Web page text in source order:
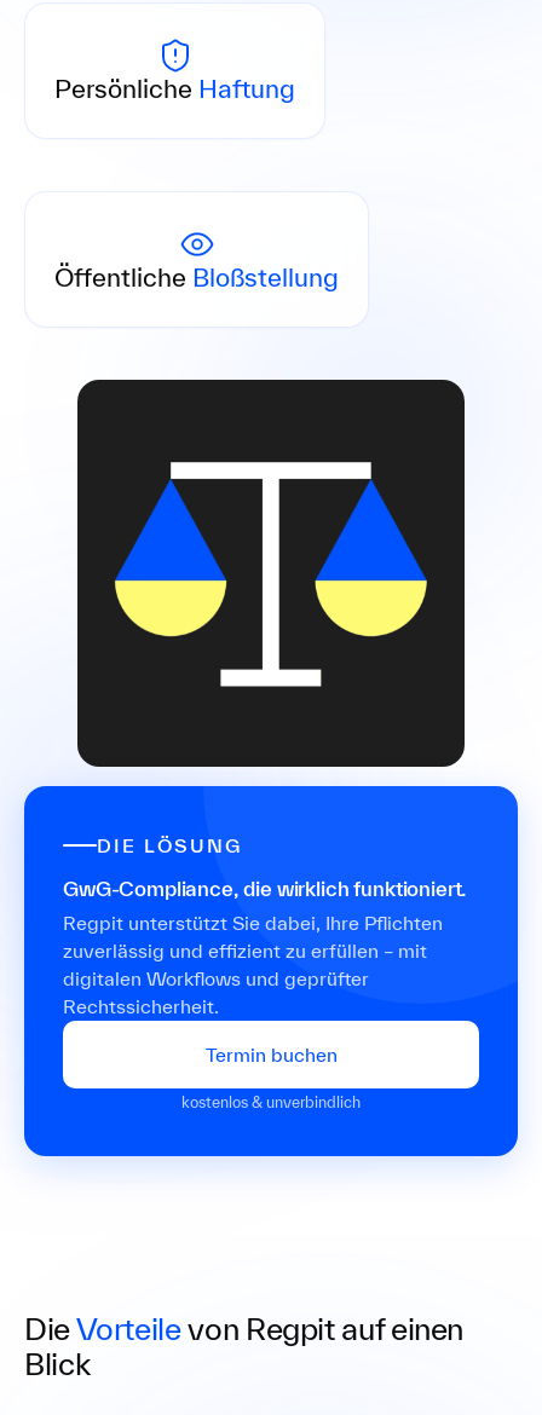
Persönliche Haftung
Geschäftsführer und GwG-Beauftragte haften
mit ihrem Privatvermögen bei grober
Fahrlässigkeit.
Öffentliche Bloßstellung
Bußgeldbescheide werden öffentlich
bekanntgemacht – mit dauerhaftem
Reputationsschaden für Ihre Kanzlei.
DIE LÖSUNG
GwG-Compliance, die wirklich funktioniert.
Regpit unterstützt Sie dabei, Ihre Pflichten
zuverlässig und effizient zu erfüllen – mit
digitalen Workflows und geprüfter
Rechtssicherheit.
Termin buchen
kostenlos & unverbindlich
DieVorteilevon Regpit auf einen
Blick